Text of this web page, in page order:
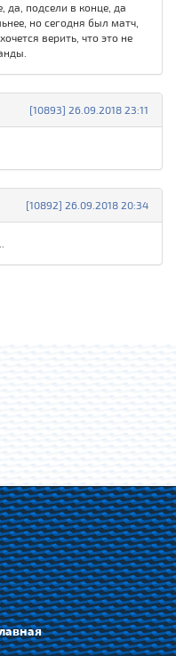
да, подсели в конце, да
но сегодня был матч,
верить, что это не
[10893] 26.09.2018 23:11
[10892] 26.09.2018 20:34